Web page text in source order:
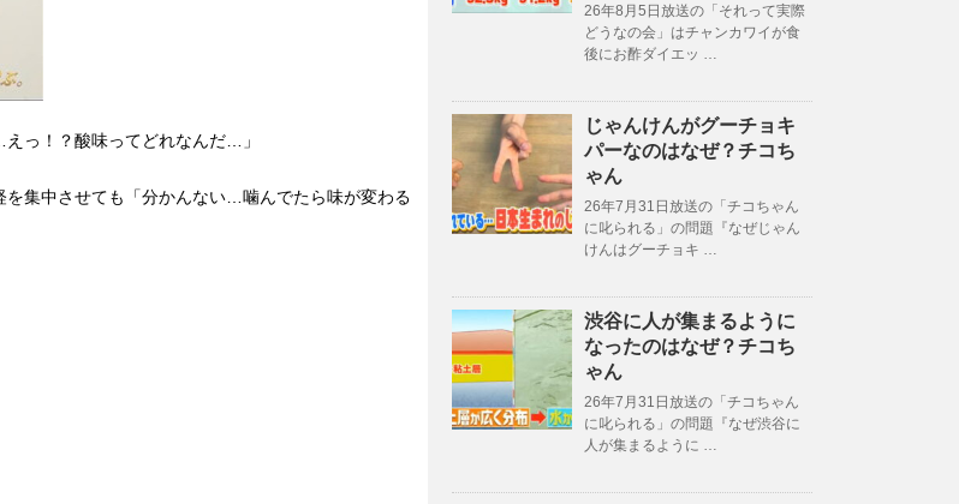
っ！？酸味ってどれなんだ…」
集中させても「分かんない…噛んでたら味が変わる
26年8月5日放送の「それって実際
どうなの会」はチャンカワイが食
後にお酢ダイエッ …
じゃんけんがグーチョキ
パーなのはなぜ？チコち
ゃん
26年7月31日放送の「チコちゃん
に叱られる」の問題『なぜじゃん
けんはグーチョキ …
渋谷に人が集まるように
なったのはなぜ？チコち
ゃん
26年7月31日放送の「チコちゃん
に叱られる」の問題『なぜ渋谷に
人が集まるように …